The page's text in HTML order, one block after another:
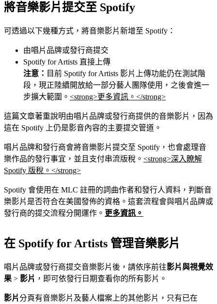
將音樂影片提交至 Spotify
可透過以下幾種方式，將音樂影片新增至 Spotify：
由唱片品牌或發行商提交
Spotify for Artists 直接上傳
注意： 目前 Spotify for Artists 影片上傳功能仍在測試階
段，現正陸續開放給一部分藝人團隊使用，之後會進一
步擴大範圍。 <strong>更多資訊。</strong>
這篇文章著重說明由唱片品牌或發行商提供的音樂影片，因為
這在 Spotify 上仍是影音內容的主要提交管道。
唱片品牌和發行商會將音樂影片提交至 Spotify，也會處理音
樂作品的發行事宜，並且支付串流版稅。 <strong>深入瞭解
Spotify 版稅。</strong>
Spotify 會使用在 MLC 註冊的詞曲作者和發行人資料，判斷音
樂影片是否符合在美國發佈的資格。這套流程會與唱片品牌或
發行商的提交流程分開運作。 更多資訊。
在 Spotify for Artists 管理音樂影片
唱片品牌或發行商提交音樂影片後，請依序前往影片與視覺效
果 > 影片 ，即可依發行日期查看你的所有影片。
影片分頁有音樂影片及藝人檔案上的其他影片，只有已在